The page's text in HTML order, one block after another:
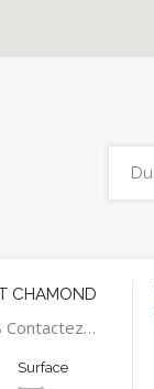
CHAMOND
Contactez…
Surface